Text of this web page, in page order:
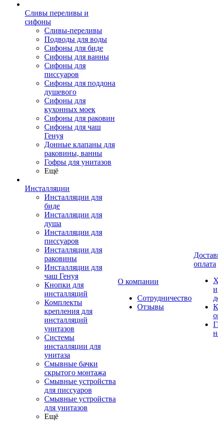
Сливы переливы и
сифоны
Сливы-переливы
Подводы для воды
Сифоны для биде
Сифоны для ванны
Сифоны для
писсуаров
Сифоны для поддона
душевого
Сифоны для
кухонных моек
Сифоны для раковин
Сифоны для чаш
Генуя
Донные клапаны для
раковины, ванны
Гофры для унитазов
Ещё
Инсталляции
Инсталляции для
биде
Инсталляции для
душа
Инсталляции для
писсуаров
Инсталляции для
раковины
Инсталляции для
чаш Генуя
Кнопки для
инсталляций
Комплекты
крепления для
инсталляций
унитазов
Системы
инсталляции для
унитаза
Смывные бачки
скрытого монтажа
Смывные устройства
для писсуаров
Смывные устройства
для унитазов
Ещё
О компании
Сотрудничество
Отзывы
оплата
и